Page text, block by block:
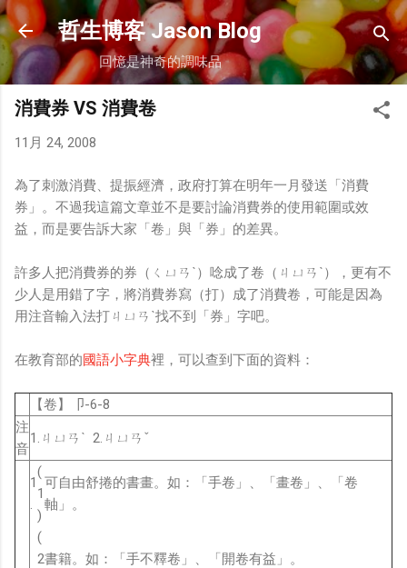
跳到主要內容
哲生博客 Jason Blog
回憶是神奇的調味品
消費券 VS 消費卷
11月 24, 2008
為了刺激消費、提振經濟，政府打算在明年一月發送「消費
券」。不過我這篇文章並不是要討論消費券的使用範圍或效
益，而是要告訴大家「卷」與「券」的差異。
許多人把消費券的券（ㄑㄩㄢˋ）唸成了卷（ㄐㄩㄢˋ），更有不
少人是用錯了字，將消費券寫（打）成了消費卷，可能是因為
用注音輸入法打ㄐㄩㄢˋ找不到「券」字吧。
在教育部的國語小字典裡，可以查到下面的資料：
【卷】卩-6-8
注
音
1.ㄐㄩㄢˋ 2.ㄐㄩㄢˇ
1
(
1
)
可自由舒捲的書畫。如：「手卷」、「畫卷」、「卷
軸」。
(
2書籍。如：「手不釋卷」、「開卷有益」。